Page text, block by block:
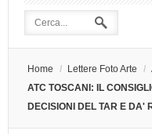
Home / Lettere Foto Arte /
ATC TOSCANI: IL
DECISIONI DEL TAR E DA'